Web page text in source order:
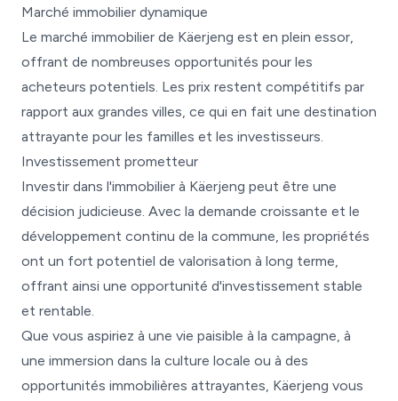
Marché immobilier dynamique
Le marché immobilier de Käerjeng est en plein essor,
offrant de nombreuses opportunités pour les
acheteurs potentiels. Les prix restent compétitifs par
rapport aux grandes villes, ce qui en fait une destination
attrayante pour les familles et les investisseurs.
Investissement prometteur
Investir dans l'immobilier à Käerjeng peut être une
décision judicieuse. Avec la demande croissante et le
développement continu de la commune, les propriétés
ont un fort potentiel de valorisation à long terme,
offrant ainsi une opportunité d'investissement stable
et rentable.
Que vous aspiriez à une vie paisible à la campagne, à
une immersion dans la culture locale ou à des
opportunités immobilières attrayantes, Käerjeng vous